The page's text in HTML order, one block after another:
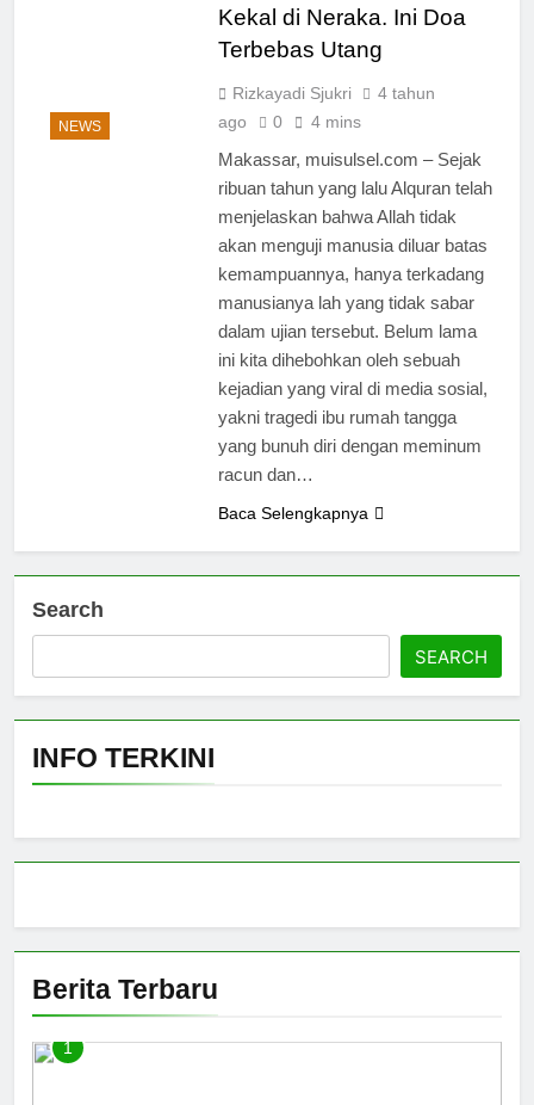
Sains
MUI Sulsel dan LPH
Madani Indonesia
Tetapkan Empat
1 Minggu Ago
Sinergi MUI Sulsel dan
LPH Unhas Perkuat
Jaminan Produk Halal,
Sidang Fatwa Tetapkan
Kehalalan 7 Pelaku
Usaha
Label Halal Belum
Ada, Bolehkah Dibeli?
MUI Sulsel Jelaskan
Batas Kaidah Darurat
1 Minggu Ago
Panitia Musda IX MUI
Sulsel Bangun Sinergi
dengan PT Semen
Tonasa
1 Minggu Ago
KENCINGILAH
SUMUR ZAMZAM,
NISCAYA KAMU AKAN
TERKENAL (Ketika
Sensasi Menjadi Jalan
Pintas Menuju
Musda MUI Sulsel
Bangun Kolaborasi
dengan UNM,
Pencerahan Kalbu
Prioritas
1 Minggu Ago
NEWS
Kekal di Neraka. Ini Doa
Terbebas Utang
Rizkayadi Sjukri
4 tahun
ago
0 4 mins
Makassar, muisulsel.com – Sejak
ribuan tahun yang lalu Alquran telah
menjelaskan bahwa Allah tidak
akan menguji manusia diluar batas
kemampuannya, hanya terkadang
manusianya lah yang tidak sabar
dalam ujian tersebut. Belum lama
ini kita dihebohkan oleh sebuah
kejadian yang viral di media sosial,
yakni tragedi ibu rumah tangga
yang bunuh diri dengan meminum
racun dan…
Baca Selengkapnya
Search
SEARCH
INFO TERKINI
Berita Terbaru
1